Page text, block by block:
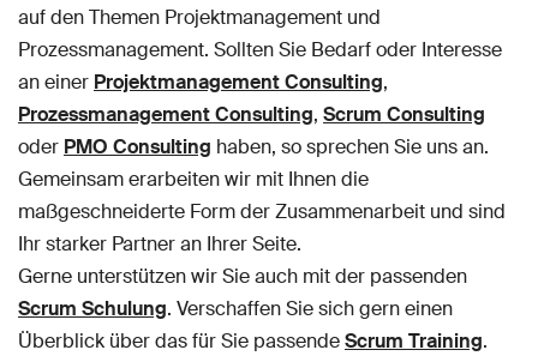
auf den Themen Projektmanagement und
Prozessmanagement. Sollten Sie Bedarf oder Interesse
an einer Projektmanagement Consulting,
Prozessmanagement Consulting, Scrum Consulting
oder PMO Consulting haben, so sprechen Sie uns an.
Gemeinsam erarbeiten wir mit Ihnen die
maßgeschneiderte Form der Zusammenarbeit und sind
Ihr starker Partner an Ihrer Seite.
Gerne unterstützen wir Sie auch mit der passenden
Scrum Schulung. Verschaffen Sie sich gern einen
Überblick über das für Sie passendeScrum Training.